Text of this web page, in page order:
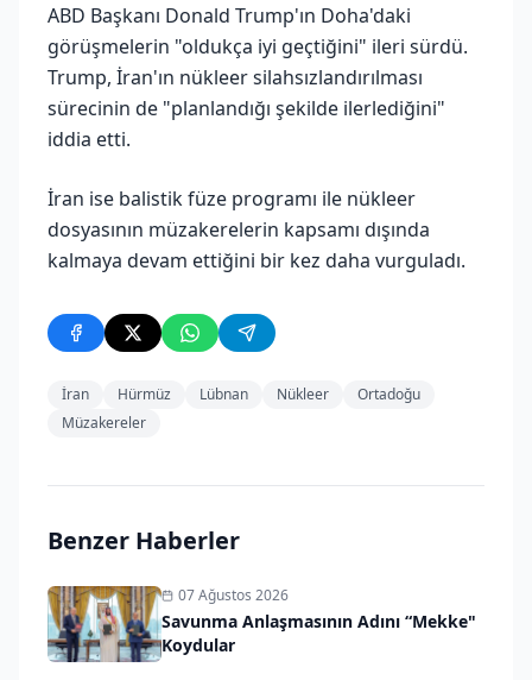
ABD Başkanı Donald Trump'ın Doha'daki
görüşmelerin "oldukça iyi geçtiğini" ileri sürdü.
Trump, İran'ın nükleer silahsızlandırılması
sürecinin de "planlandığı şekilde ilerlediğini"
iddia etti.
İran ise balistik füze programı ile nükleer
dosyasının müzakerelerin kapsamı dışında
kalmaya devam ettiğini bir kez daha vurguladı.
İran Hürmüz Lübnan Nükleer
Ortadoğu
Müzakereler
Benzer Haberler
07 Ağustos 2026
Savunma Anlaşmasının Adını “Mekke"
Koydular